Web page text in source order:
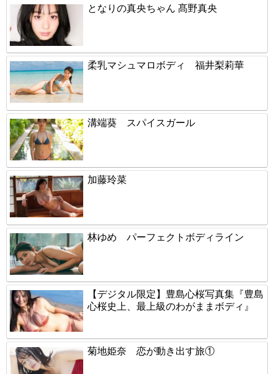
となりの真央ちゃん 髙野真央
柔乳マシュマロボディ 福井梨莉華
溝端葵 スパイスガール
加藤玲菜
林ゆめ パーフェクトボディライン
【デジタル限定】豊島心桜写真集『豊島
心桜史上、最上級のわがままボディ』
菊地姫奈 恋が動き出す旅①